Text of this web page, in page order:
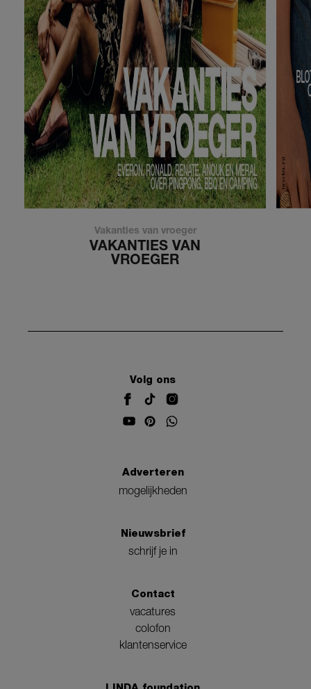
Vakanties van vroeger
VAKANTIES VAN
VROEGER
Volg ons
Adverteren
mogelijkheden
Nieuwsbrief
schrijf je in
Contact
vacatures
colofon
klantenservice